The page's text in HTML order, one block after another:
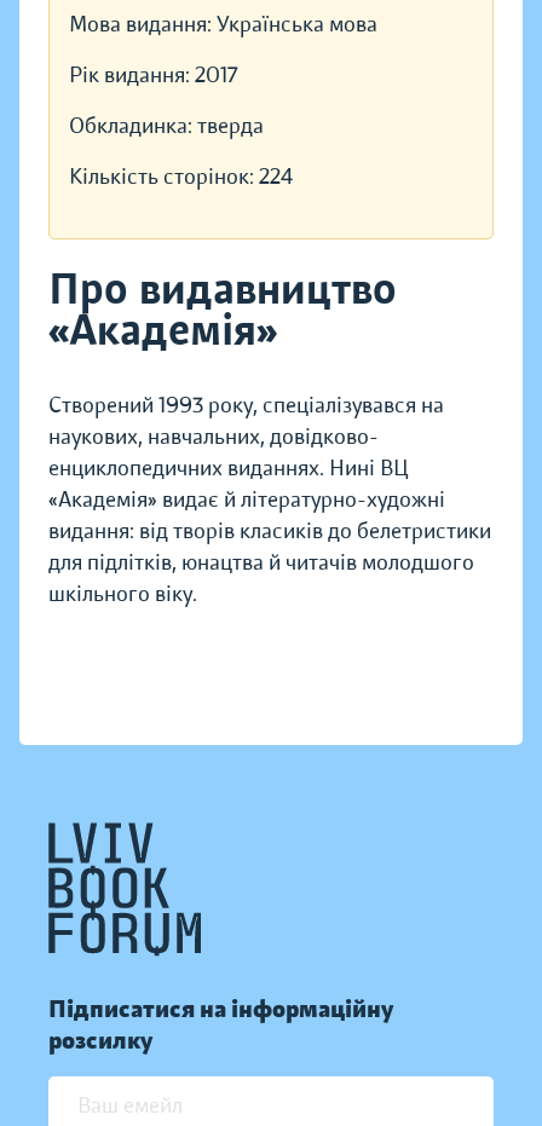
Мова видання: Українська мова
Рік видання: 2017
Обкладинка: тверда
Кількість сторінок: 224
Про видавництво
«Академія»
Створений 1993 року, спеціалізувався на
наукових, навчальних, довідково-
енциклопедичних виданнях. Нині ВЦ
«Академія» видає й літературно-художні
видання: від творів класиків до белетристики
для підлітків, юнацтва й читачів молодшого
шкільного віку.
Підписатися на інформаційну
розсилку